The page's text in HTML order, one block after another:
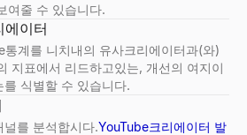
여줄 수 있습니다.
이터
통계를 니치내의 유사크리에이터과(와)
지표에서 리드하고있는, 개선의 여지이
식별할 수 있습니다.
널를 분석합시다.YouTube크리에이터 발